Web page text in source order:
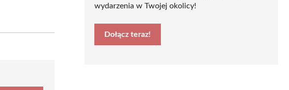
wydarzenia w Twojej okolicy!
Dołącz teraz!